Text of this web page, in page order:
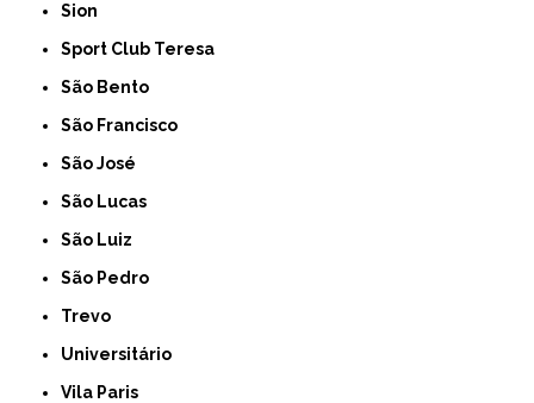
Sion
Sport Club Teresa
São Bento
São Francisco
São José
São Lucas
São Luiz
São Pedro
Trevo
Universitário
Vila Paris